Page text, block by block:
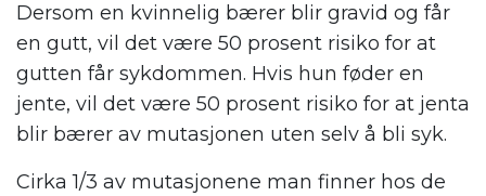
Dersom en kvinnelig bærer blir gravid og får
en gutt, vil det være 50 prosent risiko for at
gutten får sykdommen. Hvis hun føder en
jente, vil det være 50 prosent risiko for at jenta
blir bærer av mutasjonen uten selv å bli syk.
Cirka 1/3 av mutasjonene man finner hos de